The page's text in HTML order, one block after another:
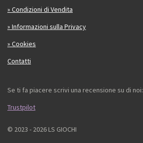
» Condizioni di Vendita
» Informazioni sulla Privacy
» Cookies
Contatti
Se ti fa piacere scrivi una recensione su di noi:
Trustpilot
© 2023 - 2026 LS GIOCHI